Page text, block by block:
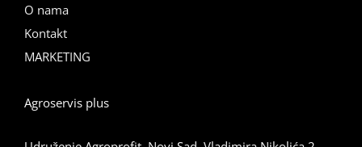
O nama
Kontakt
MARKETING
Agroservis plus